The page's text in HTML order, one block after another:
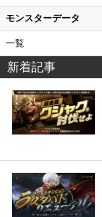
モンスターデータ
一覧
新着記事